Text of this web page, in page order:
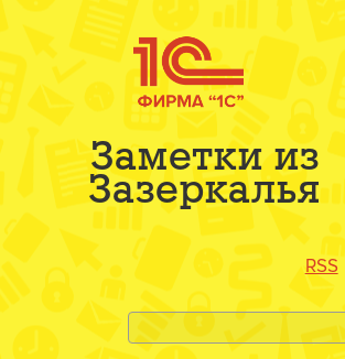
Заметки из
Зазеркалья
RSS